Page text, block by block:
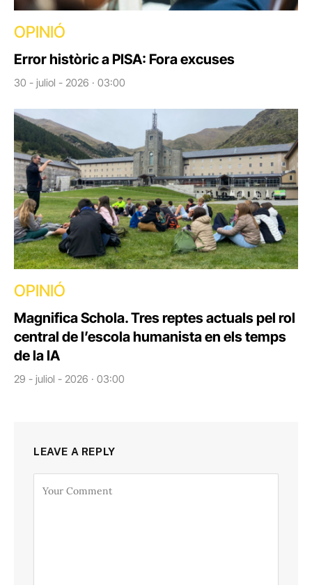
OPINIÓ
Error històric a PISA: Fora excuses
30 - juliol - 2026 · 03:00
OPINIÓ
Magnifica Schola. Tres reptes actuals pel rol
central de l’escola humanista en els temps
de la IA
29 - juliol - 2026 · 03:00
LEAVE A REPLY